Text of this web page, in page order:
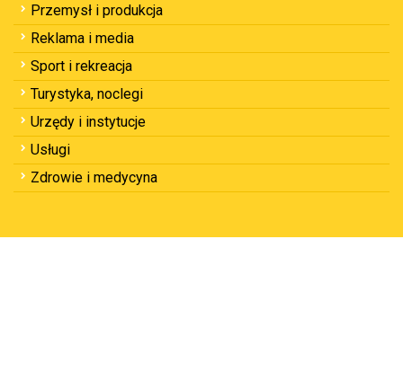
Przemysł i produkcja
Reklama i media
Sport i rekreacja
Turystyka, noclegi
Urzędy i instytucje
Usługi
Zdrowie i medycyna